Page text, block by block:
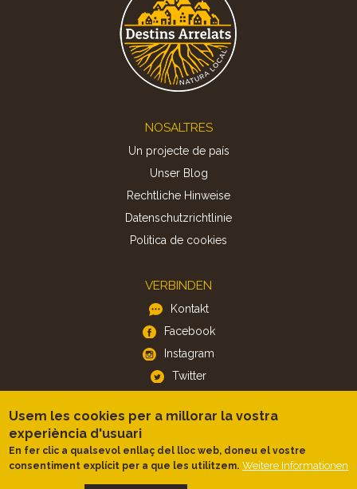
NOSALTRES
Un projecte de país
Unser Blog
Rechtliche Hinweise
Datenschutzrichtlinie
Politica de cookies
VERBINDEN
Kontakt
Facebook
Instagram
Twitter
APP
iOS
Android
Usem les cookies per a millorar la vostra
experiència d'usuari
En fer clic a qualsevol enllaç del lloc web, doneu el vostre
consentiment explícit per a que les utilitzem. Weitere Informationen